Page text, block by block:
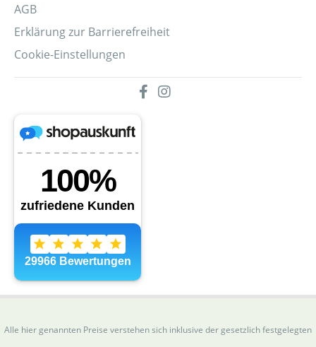
AGB
Erklärung zur Barrierefreiheit
Cookie-Einstellungen
Alle hier genannten Preise verstehen sich inklusive der gesetzlich festgelegten